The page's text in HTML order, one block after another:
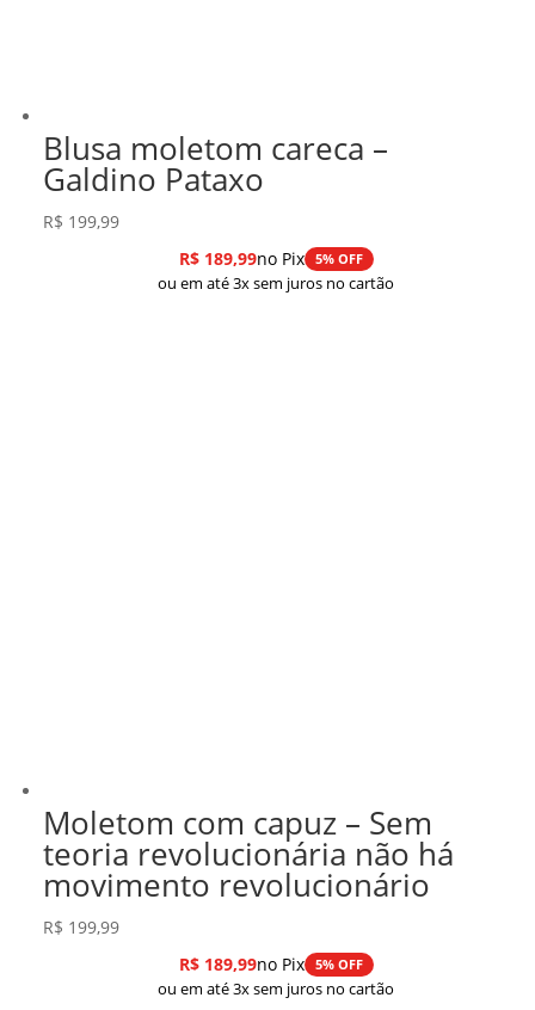
Blusa moletom careca –
Galdino Pataxo
R$ 199,99
R$189,99no Pix 5% OFF
ou em até 3x sem juros no cartão
Moletom com capuz – Sem
teoria revolucionária não há
movimento revolucionário
R$ 199,99
R$189,99no Pix 5% OFF
ou em até 3x sem juros no cartão